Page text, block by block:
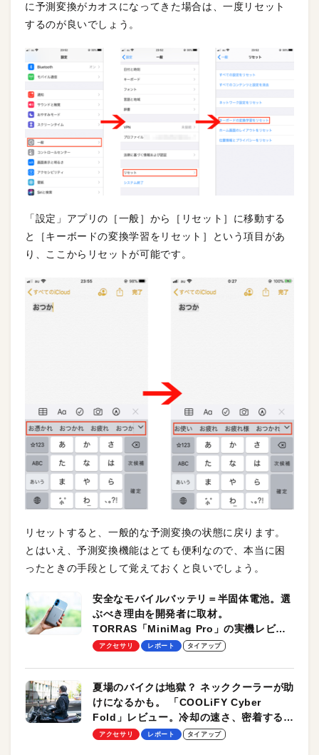
に予測変換がカオスになってきた場合は、一度リセット
するのが良いでしょう。
「設定」アプリの［一般］から［リセット］に移動する
と［キーボードの変換学習をリセット］という項目があ
り、ここからリセットが可能です。
リセットすると、一般的な予測変換の状態に戻ります。
とはいえ、予測変換機能はとても便利なので、本当に困
ったときの手段として覚えておくと良いでしょう。
安全なモバイルバッテリ＝半固体電池。選
ぶべき理由を開発者に取材。
TORRAS「MiniMag Pro」の実機レビュ
ーも
アクセサリ レポート タイアップ
夏場のバイクは地獄？ ネッククーラーが助
けになるかも。 「COOLiFY Cyber
Fold」レビュー。冷却の速さ、密着する冷
却プレート、シンプルな操作性がグッド！
アクセサリ レポート タイアップ